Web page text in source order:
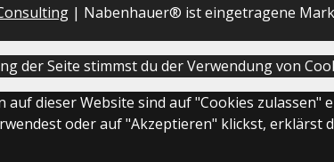
| Nabenhauer® ist eingetragene
der Seite stimmst du der Verwendung von
auf dieser Website sind auf "Cookies
oder auf "Akzeptieren" klickst, erklärst